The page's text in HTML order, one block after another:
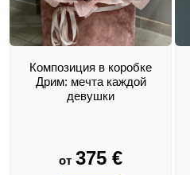
Композиция в коробке
Дрим: мечта каждой
девушки
от 375 €